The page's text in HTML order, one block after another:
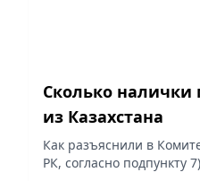
Сколько
из Казахстана
Как разъяснили в
РК, согласно подпункту